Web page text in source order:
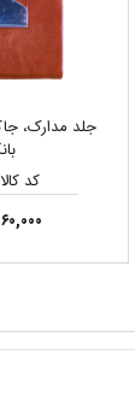
جلد مدارک،
کد کالا:
۶۰,۰۰۰ تومان